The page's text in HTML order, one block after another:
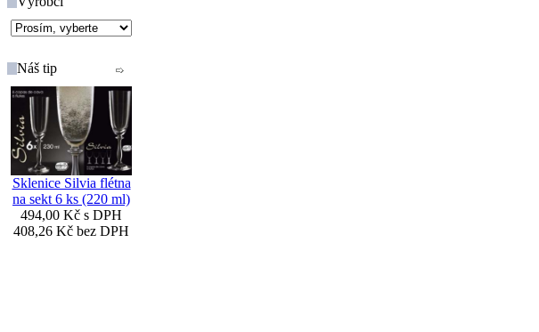
Náš tip
Sklenice Silvia flétna
na sekt 6 ks (220 ml)
494,00 Kč s DPH
408,26 Kč bez DPH